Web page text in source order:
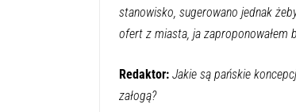
stanowisko, sugerowano jednak
ofert z miasta, ja zaproponowałem
Redaktor: Jakie są pańskie
załogą?